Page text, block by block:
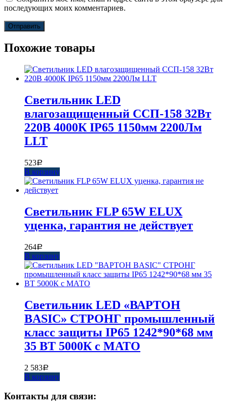
последующих моих комментариев.
Похожие товары
Светильник LED
влагозащищенный ССП-158 32Вт
220В 4000К IP65 1150мм 2200Лм
LLT
523Р
В корзину
Светильник FLP 65W ELUX
уценка, гарантия не действует
264Р
В корзину
Светильник LED «ВАРТОН
BASIC» СТРОНГ промышленный
класс защиты IP65 1242*90*68 мм
35 ВТ 5000К с МАТО
2 583Р
В корзину
Контакты для связи: